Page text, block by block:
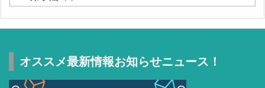
テ
ゴ
リ
オススメ最新情報お知らせニュース！